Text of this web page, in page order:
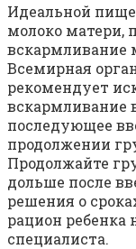
Идеальной
молоко матери,
вскармливание
Всемирная
рекомендует
вскармливание
последующее
продолжении
Продолжайте
дольше после
решения о
рацион ребенка
специалиста.